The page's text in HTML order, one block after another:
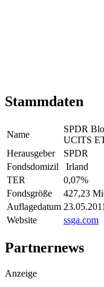
Stammdaten
Name
SPDR
UCITS
Herausgeber
SPDR
Fondsdomizil
Irland
TER
0,07%
Fondsgröße
427,23
Auflagedatum 23.05.2011
Website
ssga.com
Partnernews
Anzeige